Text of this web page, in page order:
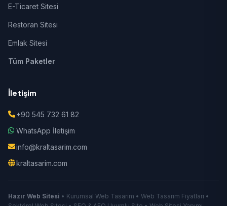
E-Ticaret Sitesi
Restoran Sitesi
Emlak Sitesi
Tüm Paketler
İletişim
+90 545 732 61 82
WhatsApp İletişim
info@kraltasarim.com
kraltasarim.com
Hazır Web Sitesi • Kurumsal Web Tasarım • Web Tasarım Fiyatları •